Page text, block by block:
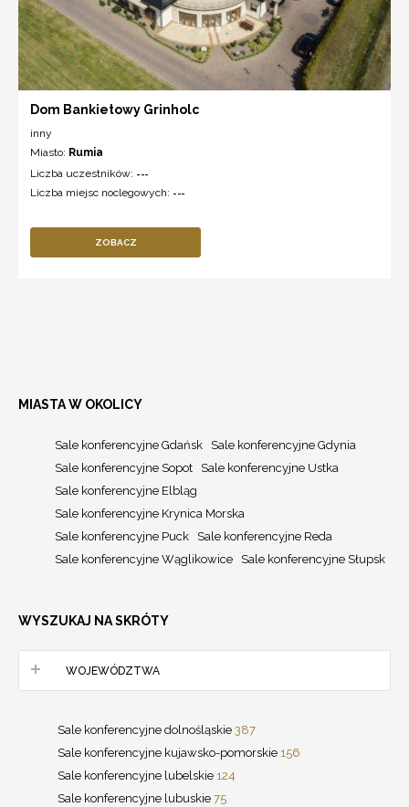
Dom Bankietowy Grinholc
inny
Miasto: Rumia
Liczba uczestników: ---
Liczba miejsc noclegowych: ---
ZOBACZ
MIASTA W OKOLICY
Sale konferencyjne Gdańsk
Sale konferencyjne Gdynia
Sale konferencyjne Sopot
Sale konferencyjne Ustka
Sale konferencyjne Elbląg
Sale konferencyjne Krynica Morska
Sale konferencyjne Puck
Sale konferencyjne Reda
Sale konferencyjne Wąglikowice
Sale konferencyjne Słupsk
WYSZUKAJ NA SKRÓTY
WOJEWÓDZTWA
Sale konferencyjne dolnośląskie 387
Sale konferencyjne kujawsko-pomorskie 156
Sale konferencyjne lubelskie 124
Sale konferencyjne lubuskie 75